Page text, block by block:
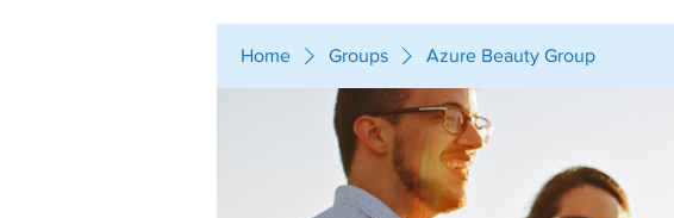
Home Groups Azure Beauty Group